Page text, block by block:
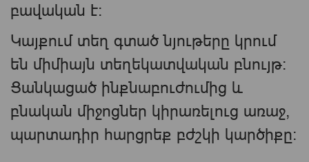
բավական է։
Կայքում տեղ գտած նյութերը կրում
են միմիայն տեղեկատվական բնույթ։
Ցանկացած ինքնաբուժումից և
բնական միջոցներ կիրառելուց առաջ,
պարտադիր հարցրեք բժշկի կարծիքը։